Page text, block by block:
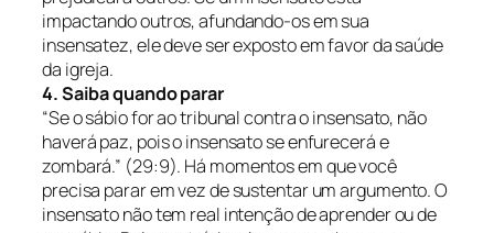
impactando outros, afundando-os em sua
insensatez, ele deve ser exposto em favor da saúde
da igreja.
4. Saiba quando parar
“Se o sábio for ao tribunal contra o insensato, não
haverá paz, pois o insensato se enfurecerá e
zombará.” (29:9). Há momentos em que você
precisa parar em vez de sustentar um argumento. O
insensato não tem real intenção de aprender ou de